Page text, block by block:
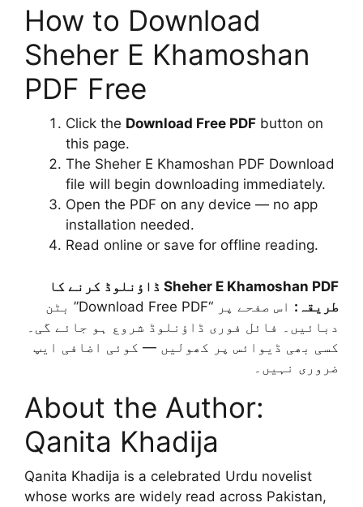
How to Download
Sheher E Khamoshan
PDF Free
Click the Download Free PDF button on
this page.
The Sheher E Khamoshan PDF Download
file will begin downloading immediately.
Open the PDF on any device — no app
installation needed.
Read online or save for offline reading.
Sheher E Khamoshan PDF ڈاؤنلوڈ کرنے کا
طریقہ:
اس صفحے پر “Download Free PDF” بٹن
دبائیں۔ فائل فوری ڈاؤنلوڈ شروع ہو جائے گی۔
کسی بھی ڈیوائس پر کھولیں — کوئی اضافی ایپ
ضروری نہیں۔
About the Author:
Qanita Khadija
Qanita Khadija is a celebrated Urdu novelist
whose works are widely read across Pakistan,